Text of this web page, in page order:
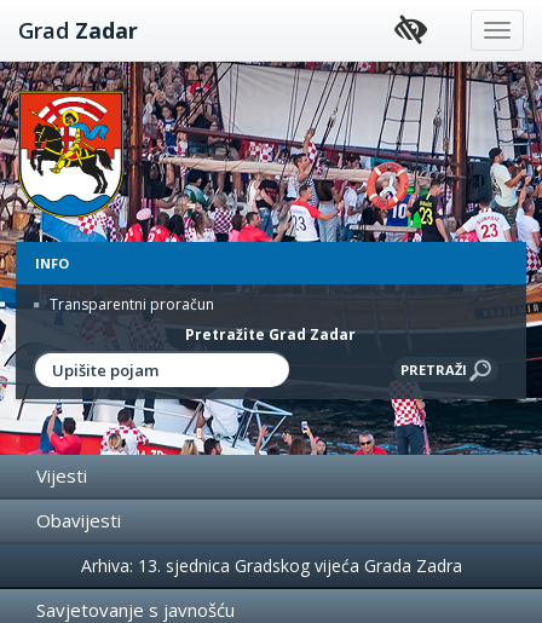
Preskoči
na
sadržaj
Grad Zadar
INFO
Transparentni proračun
Pretražite Grad Zadar
Vijesti
Obavijesti
Događanja
Arhiva: 13. sjednica Gradskog vijeća Grada Zadra
Savjetovanje s javnošću